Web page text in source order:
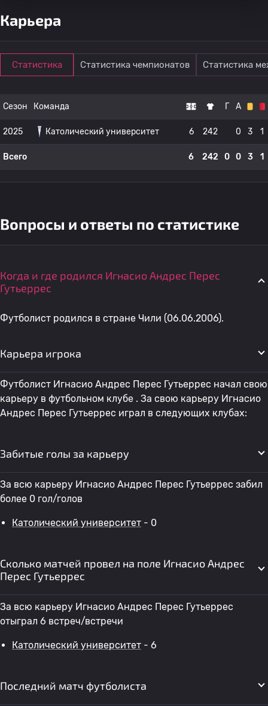
Карьера
Статистика Статистика чемпионатов Статистика
Сезон Команда Г А
2025 Католический университет 6 242 0 3 1
Всего 6 242 0 0 3 1
Вопросы и ответы по статистике
Когда и где родился Игнасио Андрес Перес
Гутьеррес
Футболист родился в стране Чили (06.06.2006).
Карьера игрока
Футболист Игнасио Андрес Перес Гутьеррес начал свою
карьеру в футбольном клубе . За свою карьеру Игнасио
Андрес Перес Гутьеррес играл в следующих клубах:
Забитые голы за карьеру
За всю карьеру Игнасио Андрес Перес Гутьеррес забил
более 0 гол/голов
Католический университет - 0
Сколько матчей провел на поле Игнасио Андрес
Перес Гутьеррес
За всю карьеру Игнасио Андрес Перес Гутьеррес
отыграл 6 встреч/встречи
Католический университет - 6
Последний матч футболиста